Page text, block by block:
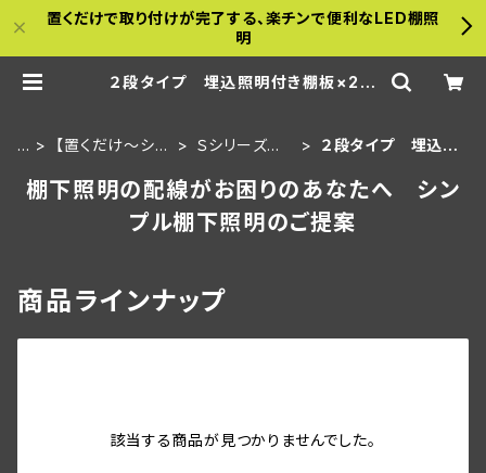
置くだけで取り付けが完了する、楽チンで便利なLED棚照
明
２段タイプ 埋込照明付き棚板×2枚
H
M
【置くだけ～シリ
用セット
Ｓシリーズ 3
タイプ
２段タイプ 埋込照
棚板
棚下照明の配線がお困りのあなたへ シン
プル棚下照明のご提案
商品ラインナップ
該当する商品が見つかりませんでした。